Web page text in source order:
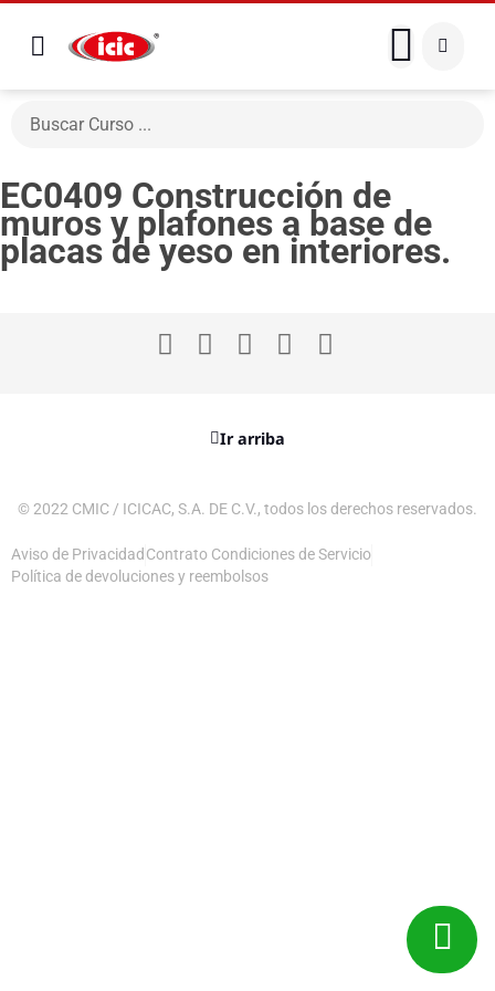
EC0409 Construcción de
muros y plafones a base de
placas de yeso en interiores.
Ir arriba
© 2022 CMIC / ICICAC, S.A. DE C.V., todos los derechos reservados.
Aviso de Privacidad Contrato Condiciones de Servicio
Política de devoluciones y reembolsos